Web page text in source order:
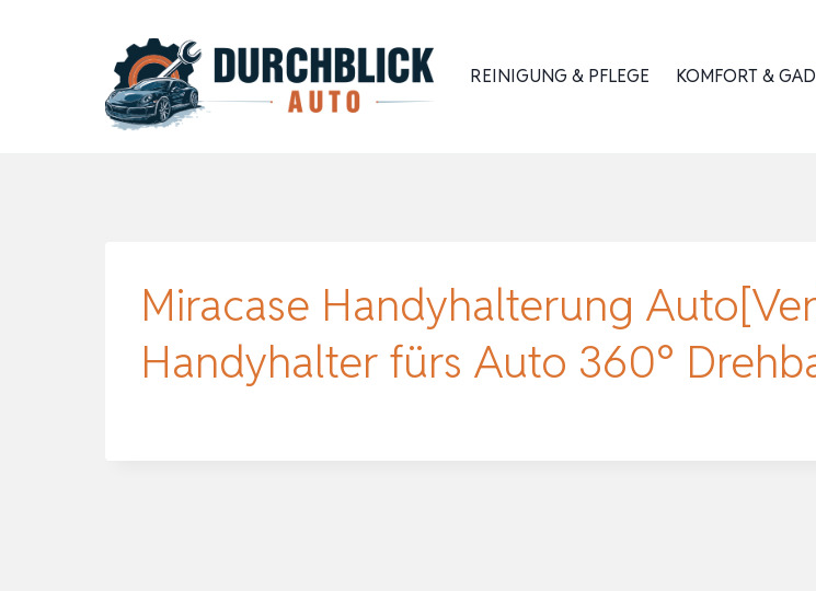
REINIGUNG & PFLEGE KOMFORT &
Miracase Handyhalterung
Handyhalter fürs Auto 360°